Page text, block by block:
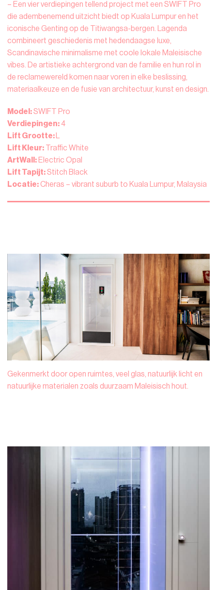
– Een vier verdiepingen tellend project met een SWIFT Pro
die adembenemend uitzicht biedt op Kuala Lumpur en het
iconische Genting op de Titiwangsa-bergen. Lagenda
combineert geschiedenis met hedendaagse luxe,
Scandinavische minimalisme met coole lokale Maleisische
vibes. De artistieke achtergrond van de familie en hun rol in
de reclamewereld komen naar voren in elke beslissing,
materiaalkeuze en de fusie van architectuur, kunst en design.
Model:SWIFT Pro
Verdiepingen:4
Lift Grootte:
Lift Kleur: Traffic White
ArtWall: Electric Opal
Lift Tapijt:Stitch Black
Locatie:Cheras – vibrant suburb to Kuala Lumpur, Malaysia
Gekenmerkt door open ruimtes, veel glas, natuurlijk licht en
natuurlijke materialen zoals duurzaam Maleisisch hout.